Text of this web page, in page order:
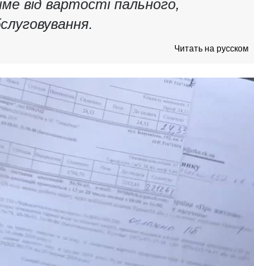
від вартості пального,
Читать на русском